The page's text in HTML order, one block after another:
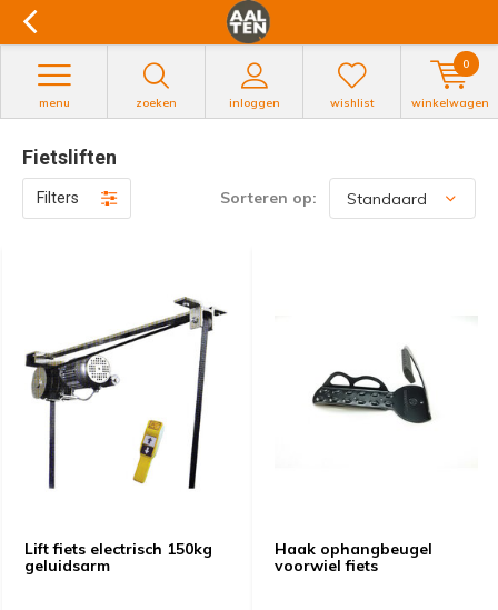
zoeken inloggen
menu wishlist winkelwagen
0
Fietsliften
Filters Sorteren op:
Lift fiets electrisch 150kg
geluidsarm
Haak ophangbeugel
voorwiel fiets